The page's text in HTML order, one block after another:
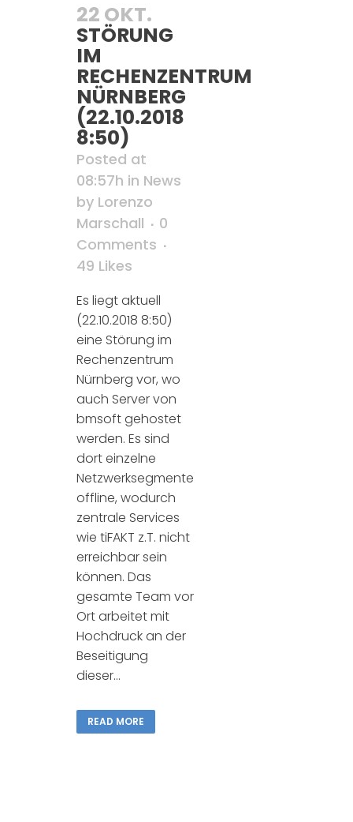
22 OKT.
STÖRUNG
IM
RECHENZENTRUM
NÜRNBERG
(22.10.2018
8:50)
Posted at
08:57h in News
by Lorenzo
Marschall
0
Comments
49 Likes
Es liegt aktuell
(22.10.2018 8:50)
eine Störung im
Rechenzentrum
Nürnberg vor, wo
auch Server von
bmsoft gehostet
werden. Es sind
dort einzelne
Netzwerksegmente
offline, wodurch
zentrale Services
wie tiFAKT z.T. nicht
erreichbar sein
können. Das
gesamte Team vor
Ort arbeitet mit
Hochdruck an der
Beseitigung
dieser...
READ MORE